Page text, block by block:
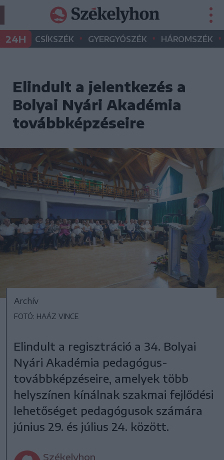
24H CSÍKSZÉK • GYERGYÓSZÉK • HÁROMSZÉK •
Elindult a jelentkezés a
Bolyai Nyári Akadémia
továbbképzéseire
Archív
FOTÓ: HAÁZ VINCE
Elindult a regisztráció a 34. Bolyai
Nyári Akadémia pedagógus-
továbbképzéseire, amelyek több
helyszínen kínálnak szakmai fejlődési
lehetőséget pedagógusok számára
június 29. és július 24. között.
Székelyhon